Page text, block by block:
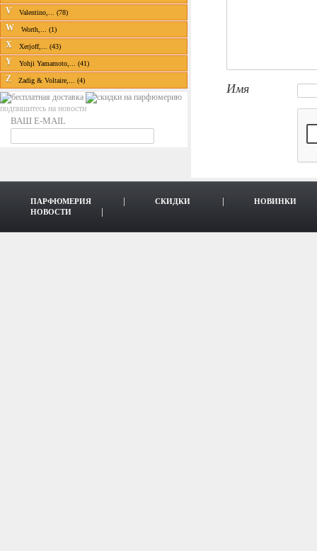
V Valentino,... (78)
W Worth,... (1)
X Xerjoff,... (43)
Y Yohji Yamamoto,... (41)
Z Zadig & Voltaire,... (4)
подпишитесь на новости
ВАШ E-MAIL
Имя
ПАРФЮМЕРИЯ СКИДКИ
НОВИНКИ
НОВОСТИ